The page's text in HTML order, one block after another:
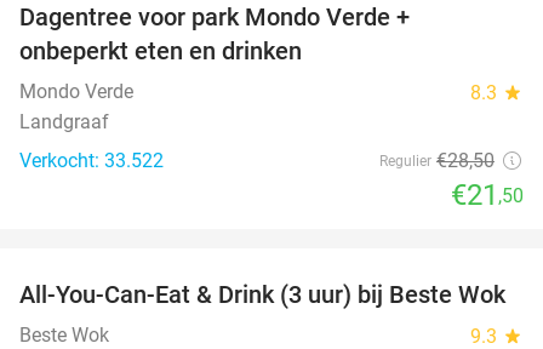
Dagentree voor park Mondo Verde +
onbeperkt eten en drinken
Mondo Verde 8.3 star
Landgraaf
Verkocht: 33.522
Regulier €28,50
€21 ,50
20%
All-You-Can-Eat & Drink (3 uur) bij Beste Wok
Beste Wok 9.3 star